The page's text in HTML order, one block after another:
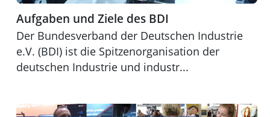
Aufgaben und Ziele des BDI
Der Bundesverband der Deutschen Industrie
e.V. (BDI) ist die Spitzenorganisation der
deutschen Industrie und industr...
Tipps für ergonomisches Arbeiten -